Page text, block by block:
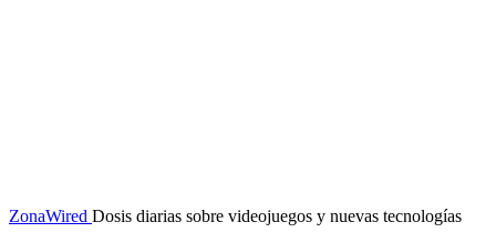
ZonaWired Dosis diarias sobre videojuegos y nuevas tecnologías